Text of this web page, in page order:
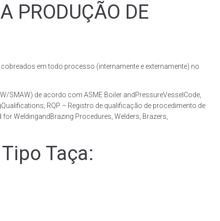
PRODUÇÃO DE
em todo processo (internamente e externamente) no
SMAW) de acordo com ASME Boiler andPressureVesselCode,
RQP – Registro de qualificação de procedimento de
WeldingandBrazing Procedures, Welders, Brazers,
Taça: